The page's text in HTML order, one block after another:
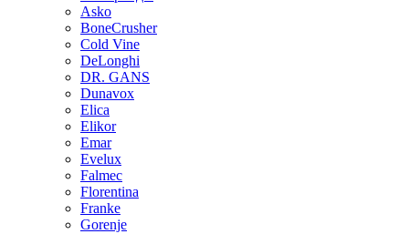
Asko
BoneCrusher
Cold Vine
DeLonghi
DR. GANS
Dunavox
Elica
Elikor
Emar
Evelux
Falmec
Florentina
Franke
Gorenje